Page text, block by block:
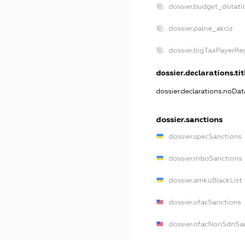
dossier.palne_akciz
dossier.sanctions
dossier.specSanctions
dossier.rnboSanctions
dossier.amkuBlackList
dossier.ofacSanctions